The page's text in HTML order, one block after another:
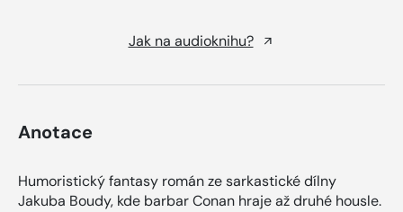
Jak na audioknihu?
Anotace
Humoristický fantasy román ze sarkastické dílny
Jakuba Boudy, kde barbar Conan hraje až druhé housle.